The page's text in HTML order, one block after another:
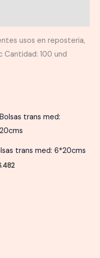
usos en reposteria,
Cantidad: 100 und
trans med: 6*20cms